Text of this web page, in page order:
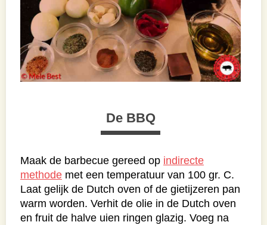
De BBQ
Maak de barbecue gereed op indirecte
methode met een temperatuur van 100 gr. C.
Laat gelijk de Dutch oven of de gietijzeren pan
warm worden. Verhit de olie in de Dutch oven
en fruit de halve uien ringen glazig. Voeg na